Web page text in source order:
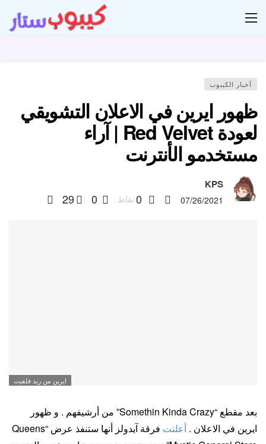
أخبار الكيبوب
ظهور ايرين في الاعلان التشويقي
لعودة Red Velvet | آراء
مستخدمو الأنترنت
KPS
07/26/2021
0 نقاط 0
29
ايرين من ريد فلفيت
بعد مقطع “Somethin Kinda Crazy” من أرشيفهم . و ظهور
ايرين في الاعلان . أعلنت
فرقة آيدولز أنها ستنفذ عرض “Queens